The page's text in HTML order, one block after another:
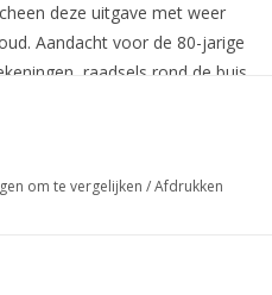
deze uitgave met weer
Aandacht voor de 80-jarige
raadsels rond de buis
om te vergelijken /Afdrukken